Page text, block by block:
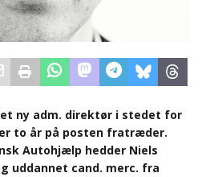
ny adm. direktør i stedet for
to år på posten fratræder.
Autohjælp hedder Niels
uddannet cand. merc. fra